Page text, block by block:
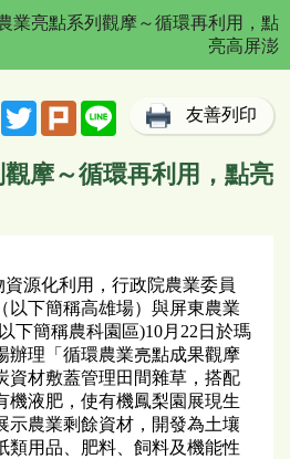
業亮點系列觀摩～循環再利用，點
亮高屏澎
FacebookTwitterPlurk Line 友善列印
摩～循環再利用，點亮
源化利用，行政院農業委員
以下簡稱高雄場）與屏東農業
下簡稱農科園區)10月22日於瑪
辦理「循環農業亮點成果觀摩
資材敷蓋管理田間雜草，搭配
機液肥，使有機鳳梨園展現生
示農業剩餘資材，開發為土壤
類用品、肥料、飼料及機能性